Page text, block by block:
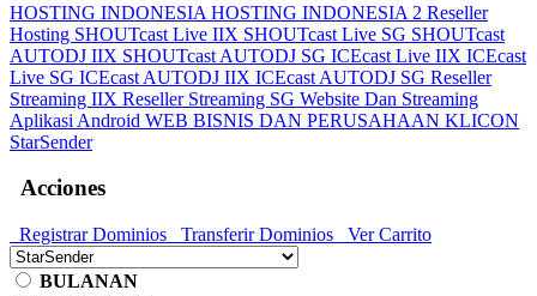
HOSTING INDONESIA HOSTING INDONESIA 2 Reseller
Hosting SHOUTcast Live IIX SHOUTcast Live SG SHOUTcast
AUTODJ IIX SHOUTcast AUTODJ SG ICEcast Live IIX ICEcast
Live SG ICEcast AUTODJ IIX ICEcast AUTODJ SG Reseller
Streaming IIX Reseller Streaming SG Website Dan Streaming
Aplikasi Android WEB BISNIS DAN PERUSAHAAN KLICON
StarSender
Acciones
Registrar Dominios Transferir Dominios Ver Carrito
BULANAN